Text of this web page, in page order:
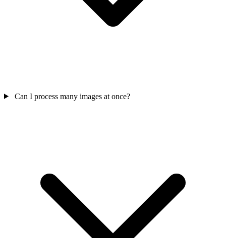
Can I process many images at once?